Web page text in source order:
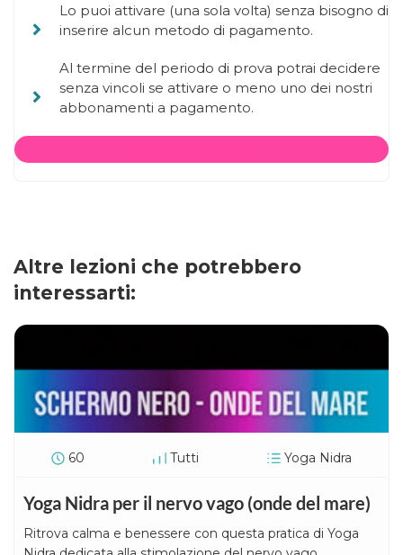
Lo puoi attivare (una sola volta) senza bisogno di
inserire alcun metodo di pagamento.
Al termine del periodo di prova potrai decidere
senza vincoli se attivare o meno uno dei nostri
abbonamenti a pagamento.
Altre lezioni che potrebbero
interessarti:
60 Tutti Yoga Nidra
Yoga Nidra per il nervo vago (onde del mare)
Ritrova calma e benessere con questa pratica di Yoga